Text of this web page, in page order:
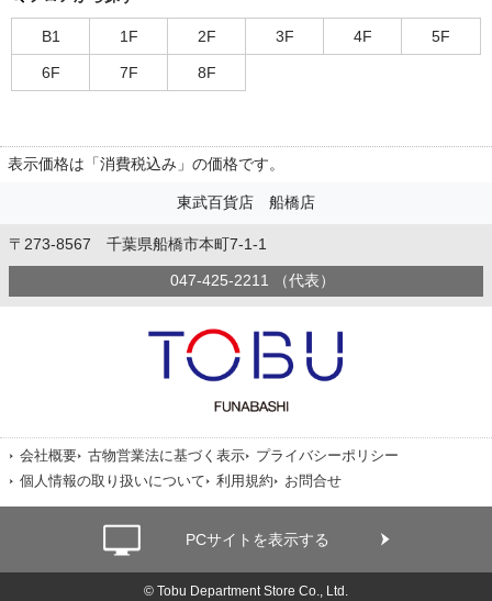
B1 1F 2F 3F 4F 5F
6F 7F 8F
表示価格は「消費税込み」の価格です。
東武百貨店 船橋店
〒273-8567 千葉県船橋市本町7-1-1
047-425-2211 （代表）
会社概要 古物営業法に基づく表示
プライバシーポリシー
個人情報の取り扱いについて
利用規約 お問合せ
PCサイトを表示する
© Tobu Department Store Co., Ltd.